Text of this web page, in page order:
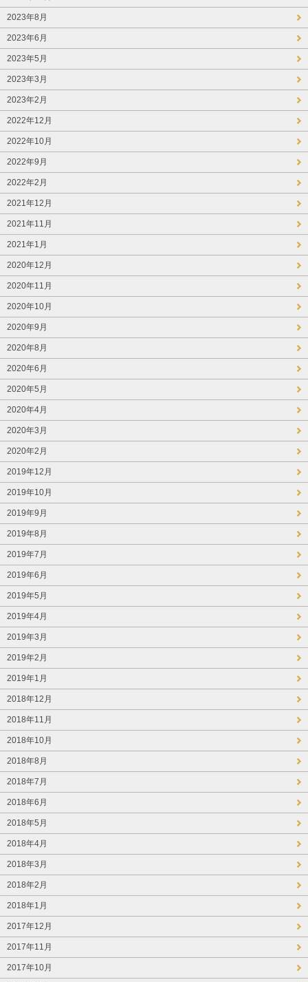
2023年8月
2023年6月
2023年5月
2023年3月
2023年2月
2022年12月
2022年10月
2022年9月
2022年2月
2021年12月
2021年11月
2021年1月
2020年12月
2020年11月
2020年10月
2020年9月
2020年8月
2020年6月
2020年5月
2020年4月
2020年3月
2020年2月
2019年12月
2019年10月
2019年9月
2019年8月
2019年7月
2019年6月
2019年5月
2019年4月
2019年3月
2019年2月
2019年1月
2018年12月
2018年11月
2018年10月
2018年8月
2018年7月
2018年6月
2018年5月
2018年4月
2018年3月
2018年2月
2018年1月
2017年12月
2017年11月
2017年10月